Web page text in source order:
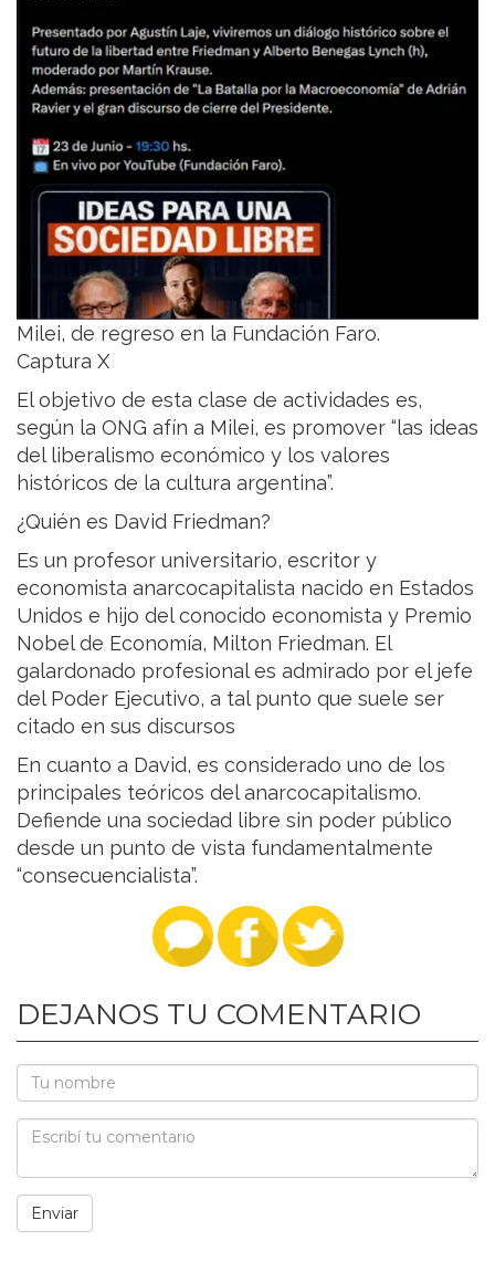
Milei, de regreso en la Fundación Faro.
Captura X
El objetivo de esta clase de actividades es,
según la ONG afín a Milei, es promover “las ideas
del liberalismo económico y los valores
históricos de la cultura argentina”.
¿Quién es David Friedman?
Es un profesor universitario, escritor y
economista anarcocapitalista nacido en Estados
Unidos e hijo del conocido economista y Premio
Nobel de Economía, Milton Friedman. El
galardonado profesional es admirado por el jefe
del Poder Ejecutivo, a tal punto que suele ser
citado en sus discursos
En cuanto a David, es considerado uno de los
principales teóricos del anarcocapitalismo.
Defiende una sociedad libre sin poder público
desde un punto de vista fundamentalmente
“consecuencialista”.
DEJANOS TU COMENTARIO